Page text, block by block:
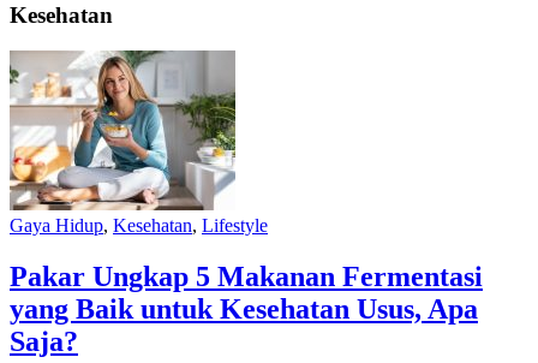
Kesehatan
Gaya Hidup, Kesehatan, Lifestyle
Pakar Ungkap 5 Makanan Fermentasi
yang Baik untuk Kesehatan Usus, Apa
Saja?